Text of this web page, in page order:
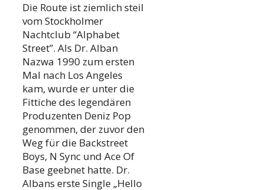
Die Route ist ziemlich steil
vom Stockholmer
Nachtclub “Alphabet
Street”. Als Dr. Alban
Nazwa 1990 zum ersten
Mal nach Los Angeles
kam, wurde er unter die
Fittiche des legendären
Produzenten Deniz Pop
genommen, der zuvor den
Weg für die Backstreet
Boys, N Sync und Ace Of
Base geebnet hatte. Dr.
Albans erste Single „Hello